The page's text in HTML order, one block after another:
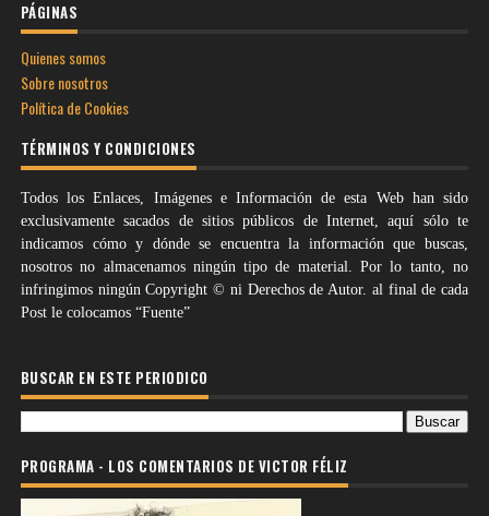
PÁGINAS
Quienes somos
Sobre nosotros
Política de Cookies
TÉRMINOS Y CONDICIONES
Todos los Enlaces, Imágenes e Información de esta Web han sido
exclusivamente sacados de sitios públicos de Internet, aquí sólo te
indicamos cómo y dónde se encuentra la información que buscas,
nosotros no almacenamos ningún tipo de material. Por lo tanto, no
infringimos ningún Copyright © ni Derechos de Autor. al final de cada
Post le colocamos “Fuente”
BUSCAR EN ESTE PERIODICO
PROGRAMA - LOS COMENTARIOS DE VICTOR FÉLIZ